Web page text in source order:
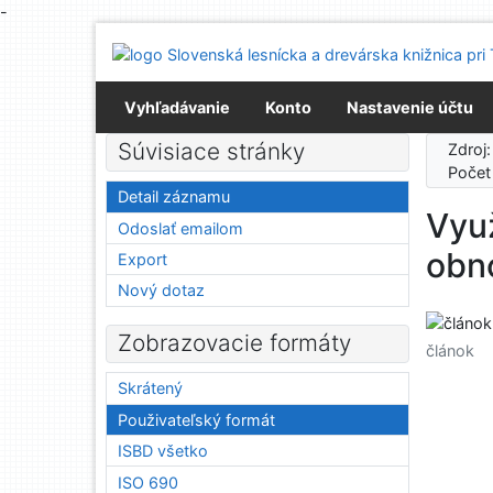
-
Prejsť na menu
Prehlásenie o webovej prístupnosti
Vyhľadávanie
Konto Nastavenie účtu
článok
Súvisiace stránky
Detail záznamu
Odoslať emailom
Export
Nový dotaz
Zobrazovacie formáty
Skrátený
Použivateľský formát
ISBD všetko
ISO 690